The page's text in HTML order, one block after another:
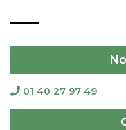
01 40 27 97 49